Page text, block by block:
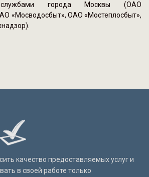
службами города Москвы (ОАО
«Мосводосбыт», ОАО «Мостеплосбыт»,
качество предоставляемых услуг и
в своей работе только